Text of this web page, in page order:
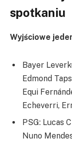
spotkaniu
Wyjściowe
Bayer
Edmond
Equi
Echeverri,
PSG: Lucas
Nuno